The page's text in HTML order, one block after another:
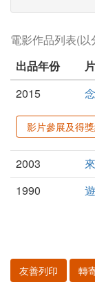
電影作品列表(以
出品年份
2015
影片參展及得
2003
1990
友善列印 轉